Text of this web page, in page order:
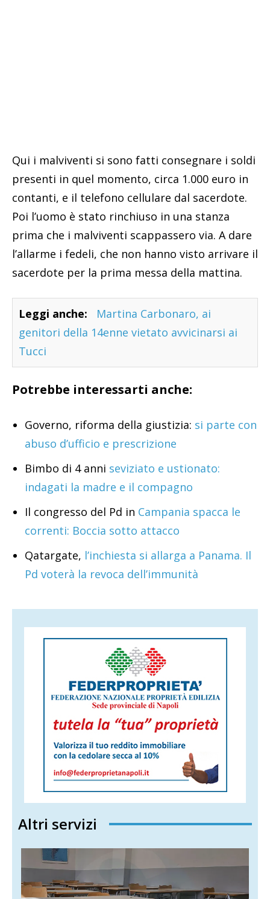
Qui i malviventi si sono fatti consegnare i soldi
presenti in quel momento, circa 1.000 euro in
contanti, e il telefono cellulare dal sacerdote.
Poi l’uomo è stato rinchiuso in una stanza
prima che i malviventi scappassero via. A dare
l’allarme i fedeli, che non hanno visto arrivare il
sacerdote per la prima messa della mattina.
Leggi anche:
Martina Carbonaro, ai
genitori della 14enne vietato avvicinarsi ai
Tucci
Potrebbe interessarti anche:
Governo, riforma della giustizia: si parte con
abuso d’ufficio e prescrizione
Bimbo di 4 anni seviziato e ustionato:
indagati la madre e il compagno
Il congresso del Pd in Campania spacca le
correnti: Boccia sotto attacco
Qatargate, l’inchiesta si allarga a Panama. Il
Pd voterà la revoca dell’immunità
Altri servizi